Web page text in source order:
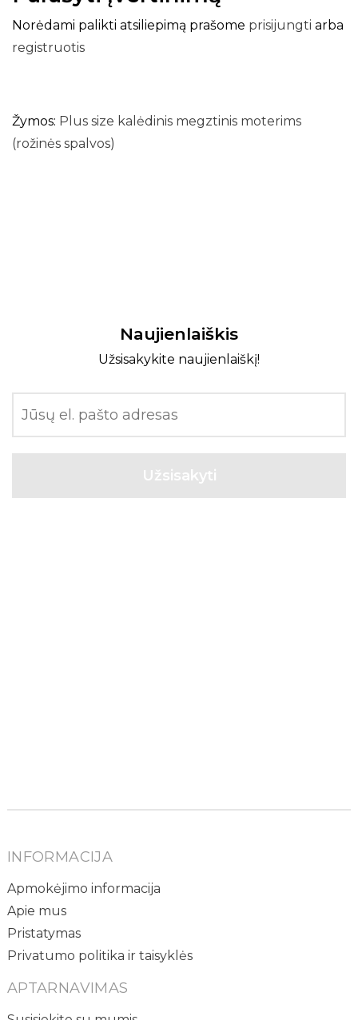
Norėdami palikti atsiliepimą prašome prisijungti arba
registruotis
Žymos: Plus size kalėdinis megztinis moterims
(rožinės spalvos)
Naujienlaiškis
Užsisakykite naujienlaiškį!
INFORMACIJA
Apmokėjimo informacija
Apie mus
Pristatymas
Privatumo politika ir taisyklės
APTARNAVIMAS